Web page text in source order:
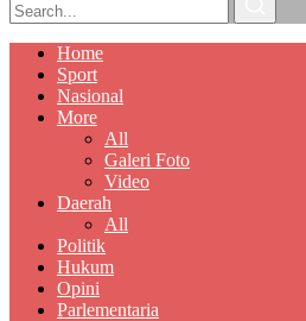
Home
Sport
Nasional
More
All
Galeri Foto
Video
Daerah
All
Politik
Hukum
Opini
Parlementaria